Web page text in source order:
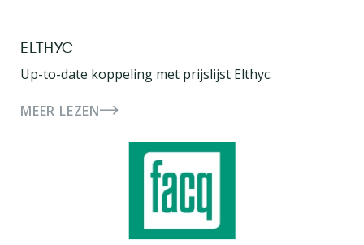
ELTHYC
Up-to-date koppeling met prijslijst Elthyc.
MEER LEZEN